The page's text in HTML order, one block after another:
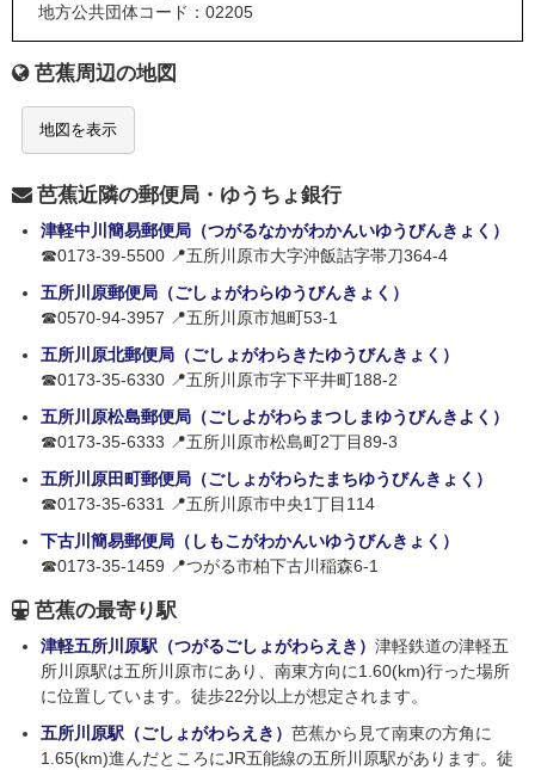
地方公共団体コード：02205
芭蕉周辺の地図
地図を表示
芭蕉近隣の郵便局・ゆうちょ銀行
津軽中川簡易郵便局（つがるなかがわかんいゆうびんきょく）
☎0173-39-5500 📍五所川原市大字沖飯詰字帯刀364-4
五所川原郵便局（ごしょがわらゆうびんきょく）
☎0570-94-3957 📍五所川原市旭町53-1
五所川原北郵便局（ごしょがわらきたゆうびんきょく）
☎0173-35-6330 📍五所川原市字下平井町188-2
五所川原松島郵便局（ごしよがわらまつしまゆうびんきよく）
☎0173-35-6333 📍五所川原市松島町2丁目89-3
五所川原田町郵便局（ごしょがわらたまちゆうびんきょく）
☎0173-35-6331 📍五所川原市中央1丁目114
下古川簡易郵便局（しもこがわかんいゆうびんきょく）
☎0173-35-1459 📍つがる市柏下古川稲森6-1
芭蕉の最寄り駅
津軽五所川原駅（つがるごしょがわらえき） 津軽鉄道の津軽五
所川原駅は五所川原市にあり、南東方向に1.60(km)行った場所
に位置しています。徒歩22分以上が想定されます。
五所川原駅（ごしょがわらえき） 芭蕉から見て南東の方角に
1.65(km)進んだところにJR五能線の五所川原駅があります。徒